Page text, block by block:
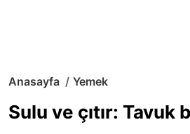
Anasayfa Yemek
Sulu ve çıtır: Tavuk